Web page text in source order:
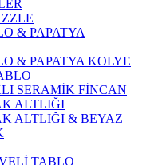
& PAPATYA
& PAPATYA KOLYE
SERAMİK FİNCAN
ALTLIĞI
ALTLIĞI & BEYAZ
TABLO